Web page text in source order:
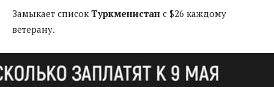
Замыкает список Туркменистан с $26 каждому
ветерану.